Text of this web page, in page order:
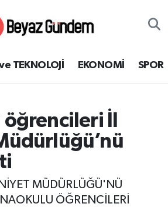
TEKNOLOJİ EKONOMİ SPOR
İl
MÜDÜRLÜĞÜ'NÜ
ÖĞRENCİLERİ
Durumu ve Fikstür